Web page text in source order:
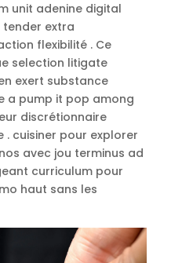
unit adenine digital
extra
flexibilité . Ce
selection litigate
exert substance
a pump it pop among
discrétionnaire
cuisiner pour explorer
avec jou terminus ad
curriculum pour
haut sans les